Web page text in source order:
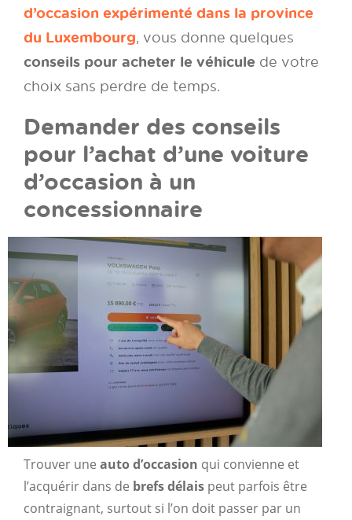
d’occasion expérimenté dans la province
du Luxembourg, vous donne quelques
conseils pour acheter le véhicule de votre
choix sans perdre de temps.
Demander des conseils
pour l’achat d’une voiture
d’occasion à un
concessionnaire
Trouver une auto d’occasion qui convienne et
l’acquérir dans de brefs délais peut parfois être
contraignant, surtout si l’on doit passer par un